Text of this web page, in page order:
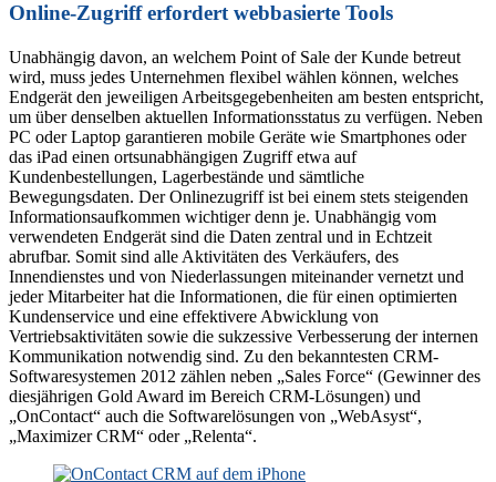
Online-Zugriff erfordert webbasierte Tools
Unabhängig davon, an welchem Point of Sale der Kunde betreut
wird, muss jedes Unternehmen flexibel wählen können, welches
Endgerät den jeweiligen Arbeitsgegebenheiten am besten entspricht,
um über denselben aktuellen Informationsstatus zu verfügen. Neben
PC oder Laptop garantieren mobile Geräte wie Smartphones oder
das iPad einen ortsunabhängigen Zugriff etwa auf
Kundenbestellungen, Lagerbestände und sämtliche
Bewegungsdaten. Der Onlinezugriff ist bei einem stets steigenden
Informationsaufkommen wichtiger denn je. Unabhängig vom
verwendeten Endgerät sind die Daten zentral und in Echtzeit
abrufbar. Somit sind alle Aktivitäten des Verkäufers, des
Innendienstes und von Niederlassungen miteinander vernetzt und
jeder Mitarbeiter hat die Informationen, die für einen optimierten
Kundenservice und eine effektivere Abwicklung von
Vertriebsaktivitäten sowie die sukzessive Verbesserung der internen
Kommunikation notwendig sind. Zu den bekanntesten CRM-
Softwaresystemen 2012 zählen neben „Sales Force“ (Gewinner des
diesjährigen Gold Award im Bereich CRM-Lösungen) und
„OnContact“ auch die Softwarelösungen von „WebAsyst“,
„Maximizer CRM“ oder „Relenta“.